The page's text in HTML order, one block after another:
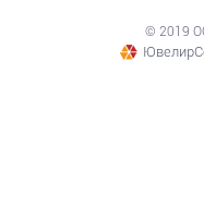
© 2019